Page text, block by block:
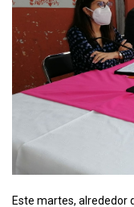
Este martes, alrededor